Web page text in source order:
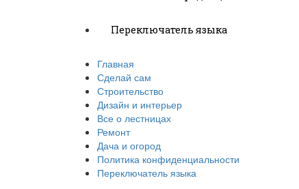
Переключатель языка
Главная
Сделай сам
Строительство
Дизайн и интерьер
Все о лестницах
Ремонт
Дача и огород
Политика конфиденциальности
Переключатель языка